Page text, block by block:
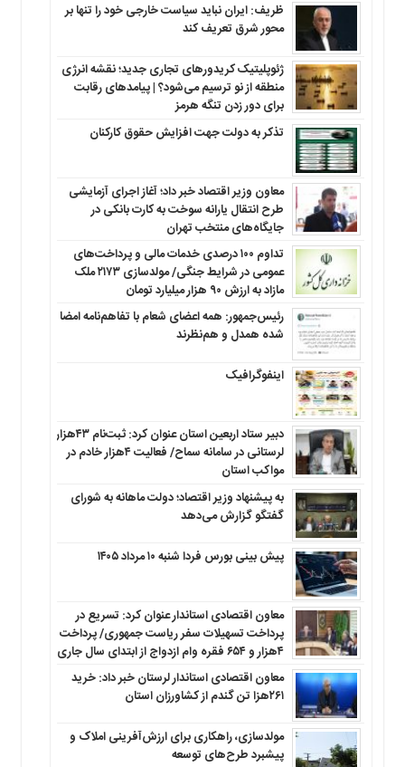
ظریف: ایران نباید سیاست خارجی خود را تنها بر
محور شرق تعریف کند
ژئوپلیتیک کریدورهای تجاری جدید؛ نقشه انرژی
منطقه‌ از نو ترسیم می‌شود؟ | پیامدهای رقابت
برای دور زدن تنگه هرمز
تذکر به دولت جهت افزایش حقوق کارکنان ‌
معاون وزیر اقتصاد خبر داد؛ آغاز اجرای آزمایشی
طرح انتقال یارانه سوخت به کارت بانکی در
جایگاه‌های منتخب تهران
تداوم ۱۰۰ درصدی خدمات مالی و پرداخت‌های
عمومی در شرایط جنگی/ مولدسازی ۲۱۷۳ ملک
مازاد به ارزش ۹۰ هزار میلیارد تومان
رئیس‌جمهور: همه اعضای شعام با تفاهم‌نامه امضا
شده همدل و هم‌نظرند
اینفوگرافیک
دبیر ستاد اربعین استان عنوان کرد: ثبت‌نام ۴۳هزار
لرستانی در سامانه سماح/ فعالیت ۴هزار خادم در
مواکب استان
به پیشنهاد وزیر اقتصاد؛ دولت ماهانه به شورای
گفتگو گزارش می‌دهد
پیش بینی بورس فردا شنبه ۱۰ مرداد ۱۴۰۵
معاون اقتصادی استاندار عنوان کرد: تسریع در
پرداخت تسهیلات سفر ریاست جمهوری/ پرداخت
۴هزار و ۶۵۴ فقره وام ازدواج از ابتدای سال جاری
معاون اقتصادی استاندار لرستان خبر داد: خرید
۲۶۱هزا تن گندم از کشاورزان استان
مولدسازی، راهکاری برای ارزش‌آفرینی املاک و
پیشبرد طرح‌های توسعه